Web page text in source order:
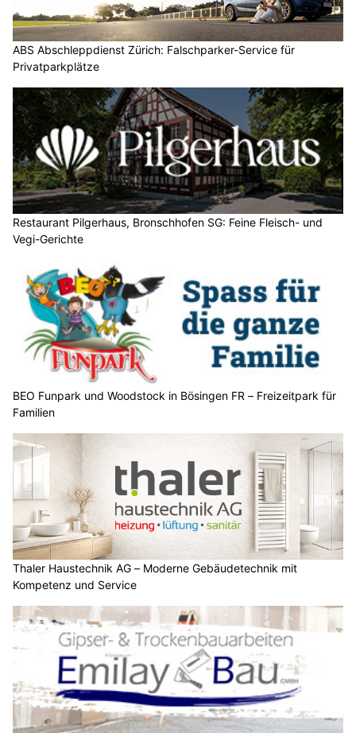
ABS Abschleppdienst Zürich: Falschparker-Service für
Privatparkplätze
Restaurant Pilgerhaus, Bronschhofen SG: Feine Fleisch- und
Vegi-Gerichte
BEO Funpark und Woodstock in Bösingen FR – Freizeitpark für
Familien
Thaler Haustechnik AG – Moderne Gebäudetechnik mit
Kompetenz und Service